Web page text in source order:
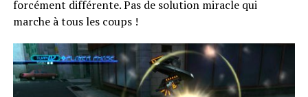
forcément différente. Pas de solution miracle qui
marche à tous les coups !